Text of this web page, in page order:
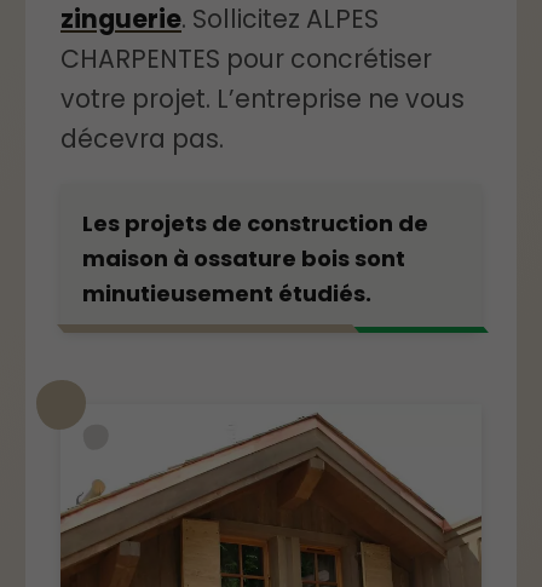
zinguerie. Sollicitez ALPES
CHARPENTES pour concrétiser
votre projet. L’entreprise ne vous
décevra pas.
Les projets de construction de
maison à ossature bois sont
minutieusement étudiés.